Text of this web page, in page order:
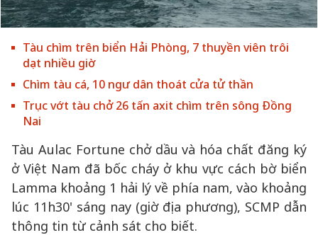
Tàu chìm trên biển Hải Phòng, 7 thuyền viên trôi
dạt nhiều giờ
Chìm tàu cá, 10 ngư dân thoát cửa tử thần
Trục vớt tàu chở 26 tấn axit chìm trên sông Đồng
Nai
Tàu Aulac Fortune chở dầu và hóa chất đăng ký
ở Việt Nam đã bốc cháy ở khu vực cách bờ biển
Lamma khoảng 1 hải lý về phía nam, vào khoảng
lúc 11h30' sáng nay (giờ địa phương), SCMP dẫn
thông tin từ cảnh sát cho biết.